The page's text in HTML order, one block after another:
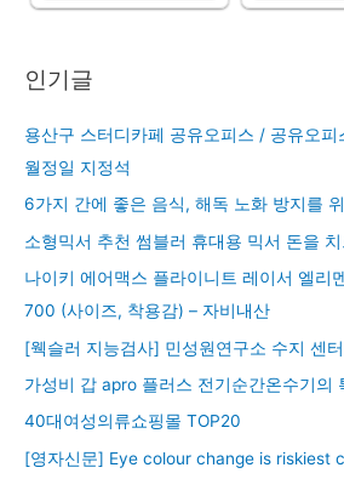
인기글
용산구 스터디카페 공유오피스 / 공유오
월정일 지정석
6가지 간에 좋은 음식, 해독 노화 방지를
소형믹서 추천 썸블러 휴대용 믹서 돈을
나이키 에어맥스 플라이니트 레이서 엘리
700 (사이즈, 착용감) – 자비내산
[웩슬러 지능검사] 민성원연구소 수지 센
가성비 갑 apro 플러스 전기순간온수기의
40대여성의류쇼핑몰 TOP20
[영자신문] Eye colour change is riskiest